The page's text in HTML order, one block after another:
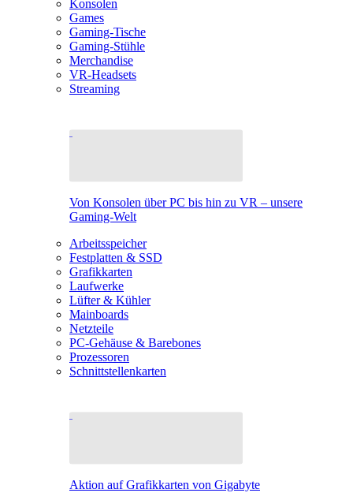
Konsolen
Games
Gaming-Tische
Gaming-Stühle
Merchandise
VR-Headsets
Streaming
Von Konsolen über PC bis hin zu VR – unsere
Gaming-Welt
Arbeitsspeicher
Festplatten & SSD
Grafikkarten
Laufwerke
Lüfter & Kühler
Mainboards
Netzteile
PC-Gehäuse & Barebones
Prozessoren
Schnittstellenkarten
Aktion auf Grafikkarten von Gigabyte